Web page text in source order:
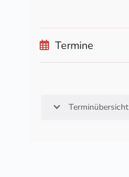
Termine
Terminübersicht